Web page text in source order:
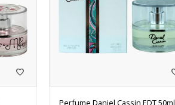
Perfume Daniel Cassin EDT 50ml